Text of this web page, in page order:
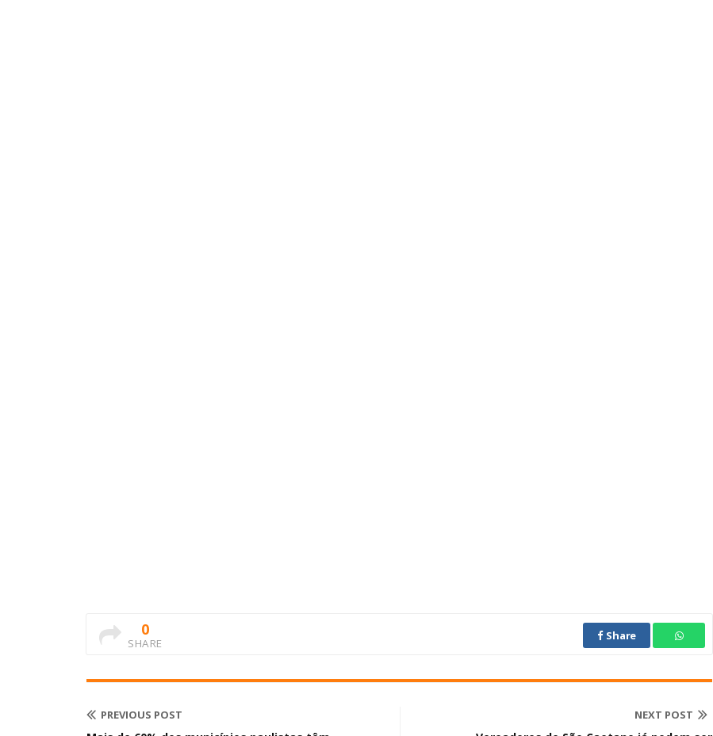
0
SHARE
Share
PREVIOUS POST NEXT POST